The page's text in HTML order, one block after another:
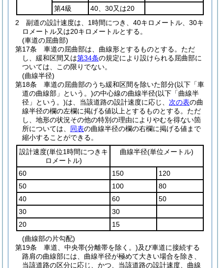
第4級
40、30又は20
2
副道の設計速度は、1時間につき、40キロメートル、30キ
ロメートル又は20キロメートルとする。
(車道の屈曲部)
第17条
車道の屈曲部は、曲線形とするものとする。 ただ
し、緩和区間又は第34条の規定により設けられる屈曲部に
ついては、この限りでない。
(曲線半径)
第18条
車道の屈曲部のうち緩和区間を除いた部分(以下「車
道の曲線部」という。)の中心線の曲線半径(以下「曲線半
径」という。)は、当該道路の設計速度に応じ、 次の表の曲
線半径の欄の左欄に掲げる値以上とするものとする。 ただ
し、地形の状況その他の特別の理由によりやむを得ない箇
所については、 同表の曲線半径の欄の右欄に掲げる値まで
縮小することができる。
設計速度(単位1時間につきキ
ロメートル)
曲線半径(単位メートル)
60 150
120
50
100
80
40
60
50
30
30
20
15
(曲線部の片勾配)
第19条
車道、中央帯(分離帯を除く。)及び車道に接続する
路肩の曲線部には、曲線半径が極めて大きい場合を除き、
当該道路の区分に応じ、かつ、当該道路の設計速度、曲線